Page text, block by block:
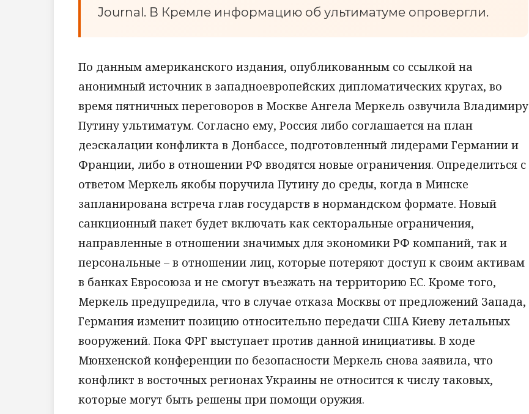
Journal. В Кремле информацию об ультиматуме опровергли.
По данным американского издания, опубликованным со ссылкой на
анонимный источник в западноевропейских дипломатических кругах, во
время пятничных переговоров в Москве Ангела Меркель озвучила Владимиру
Путину ультиматум. Согласно ему, Россия либо соглашается на план
деэскалации конфликта в Донбассе, подготовленный лидерами Германии и
Франции, либо в отношении РФ вводятся новые ограничения. Определиться с
ответом Меркель якобы поручила Путину до среды, когда в Минске
запланирована встреча глав государств в нормандском формате. Новый
санкционный пакет будет включать как секторальные ограничения,
направленные в отношении значимых для экономики РФ компаний, так и
персональные – в отношении лиц, которые потеряют доступ к своим активам
в банках Евросоюза и не смогут въезжать на территорию ЕС. Кроме того,
Меркель предупредила, что в случае отказа Москвы от предложений Запада,
Германия изменит позицию относительно передачи США Киеву летальных
вооружений. Пока ФРГ выступает против данной инициативы. В ходе
Мюнхенской конференции по безопасности Меркель снова заявила, что
конфликт в восточных регионах Украины не относится к числу таковых,
которые могут быть решены при помощи оружия.